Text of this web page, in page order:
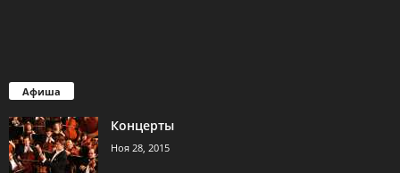
Афиша
Концерты
Ноя 28, 2015